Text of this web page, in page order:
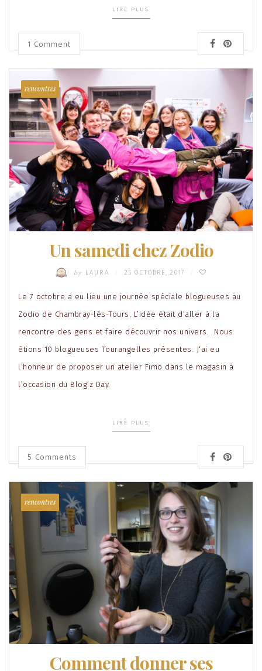
LIRE PLUS
1 Comment
rencontres
Un samedi chez Zodio
by LAURA 25 OCTOBRE, 2017
Le 7 octobre a eu lieu une journée spéciale blogueuses au
Zodio de Chambray-lès-Tours. L’idée était d’aller à la
rencontre des gens et faire découvrir nos univers. Nous
étions 10 blogueuses Tourangelles présentes. J‘ai eu
l’honneur de proposer un atelier Fimo dans le magasin à
l’occasion du Blog’z Day.
LIRE PLUS
5 Comments
rencontres
Comment donner ses